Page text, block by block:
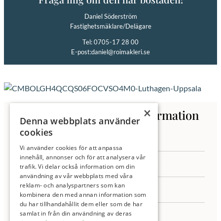
Daniel Söderström
Fastighetsmäklare/Delägare
Tel: 0705-17 28 00
E-post:daniel@roimakleri.se
Kontakta oss för mer information
×
Denna webbplats använder
cookies
Vi använder cookies för att anpassa
innehåll, annonser och för att analysera vår
trafik. Vi delar också information om din
användning av vår webbplats med våra
reklam- och analyspartners som kan
kombinera den med annan information som
du har tillhandahållit dem eller som de har
samlat in från din användning av deras